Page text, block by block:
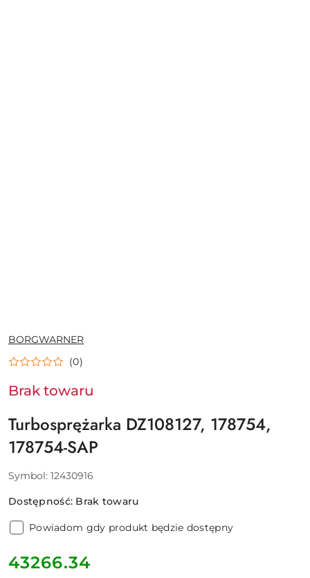
NAZWA
PRODUCENTA:
BORGWARNER
(0)
Brak towaru
Turbosprężarka DZ108127, 178754,
178754-SAP
Symbol: 12430916
Dostępność: Brak towaru
Powiadom gdy produkt będzie dostępny
cena:
43266.34